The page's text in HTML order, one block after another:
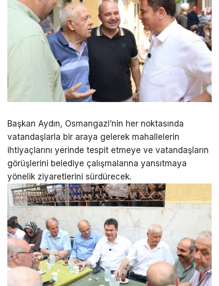
Başkan Aydın, Osmangazi’nin her noktasında
vatandaşlarla bir araya gelerek mahallelerin
ihtiyaçlarını yerinde tespit etmeye ve vatandaşların
görüşlerini belediye çalışmalarına yansıtmaya
yönelik ziyaretlerini sürdürecek.